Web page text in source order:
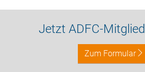
Jetzt ADFC-
Zum Formular